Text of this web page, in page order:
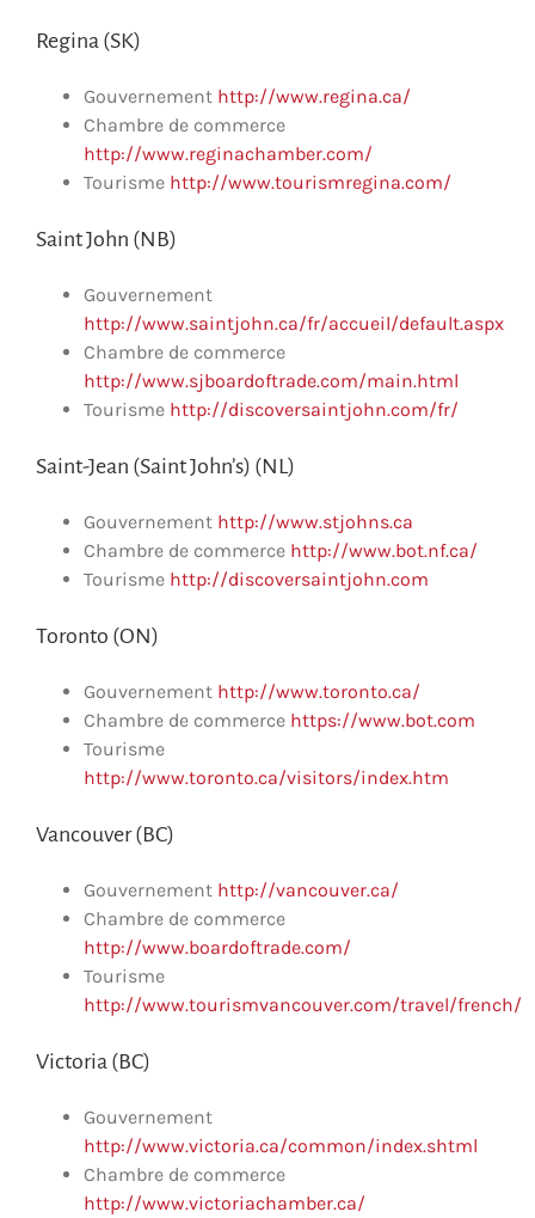
Regina (SK)
Gouvernement http://www.regina.ca/
Chambre de commerce
http://www.reginachamber.com/
Tourisme http://www.tourismregina.com/
Saint John (NB)
Gouvernement
http://www.saintjohn.ca/fr/accueil/default.aspx
Chambre de commerce
http://www.sjboardoftrade.com/main.html
Tourisme http://discoversaintjohn.com/fr/
Saint-Jean (Saint John’s) (NL)
Gouvernement http://www.stjohns.ca
Chambre de commerce http://www.bot.nf.ca/
Tourisme http://discoversaintjohn.com
Toronto (ON)
Gouvernement http://www.toronto.ca/
Chambre de commerce https://www.bot.com
Tourisme
http://www.toronto.ca/visitors/index.htm
Vancouver (BC)
Gouvernement http://vancouver.ca/
Chambre de commerce
http://www.boardoftrade.com/
Tourisme
http://www.tourismvancouver.com/travel/french/
Victoria (BC)
Gouvernement
http://www.victoria.ca/common/index.shtml
Chambre de commerce
http://www.victoriachamber.ca/